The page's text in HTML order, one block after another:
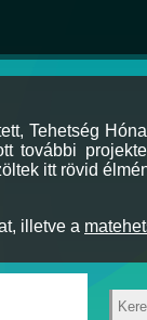
Tehetség
további
itt rövid
illetve a